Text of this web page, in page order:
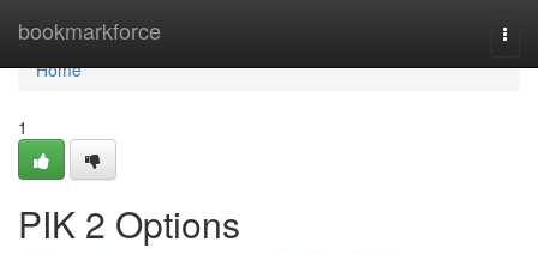
bookmarkforce
Home
Home
1
PIK 2 Options